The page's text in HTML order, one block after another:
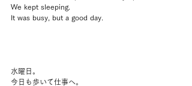
We kept sleeping.
It was busy, but a good day.
水曜日。
今日も歩いて仕事へ。